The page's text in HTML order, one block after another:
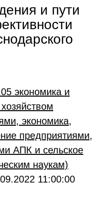
и пути
экономика и
экономика,
предприятиями,
АПК и сельское
наукам)
11:00:00